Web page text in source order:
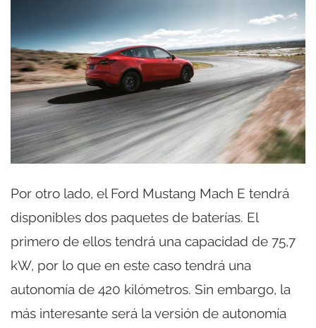
Por otro lado, el Ford Mustang Mach E tendrá
disponibles dos paquetes de baterías. El
primero de ellos tendrá una capacidad de 75,7
kW, por lo que en este caso tendrá una
autonomía de 420 kilómetros. Sin embargo, la
más interesante será la versión de autonomía